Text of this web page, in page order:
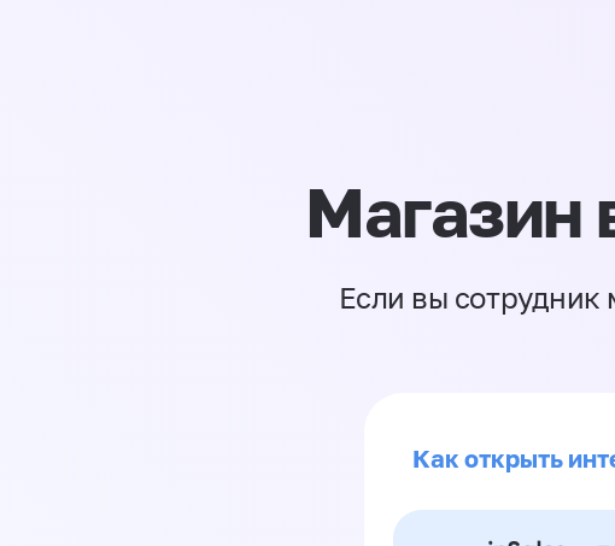
Магазин
Если вы сотрудник
Как открыть